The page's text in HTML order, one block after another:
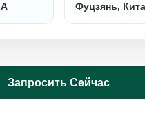
Фуцзянь,
Запросить Сейчас